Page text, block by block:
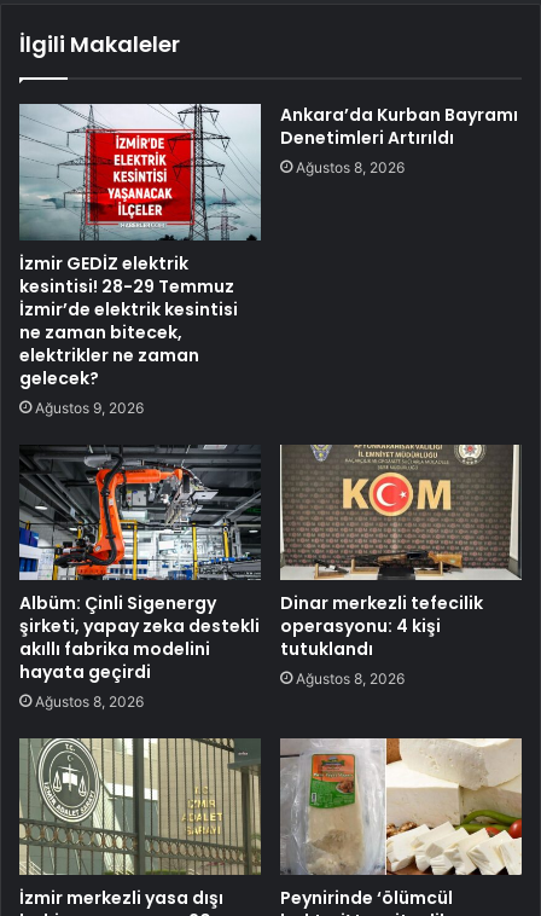
İlgili Makaleler
İzmir GEDİZ elektrik
kesintisi! 28-29 Temmuz
İzmir’de elektrik kesintisi
ne zaman bitecek,
elektrikler ne zaman
gelecek?
Ağustos 9, 2026
Ankara’da Kurban Bayramı
Denetimleri Artırıldı
Ağustos 8, 2026
Albüm: Çinli Sigenergy
şirketi, yapay zeka destekli
akıllı fabrika modelini
hayata geçirdi
Ağustos 8, 2026
Dinar merkezli tefecilik
operasyonu: 4 kişi
tutuklandı
Ağustos 8, 2026
İzmir merkezli yasa dışı
Peynirinde ‘ölümcül